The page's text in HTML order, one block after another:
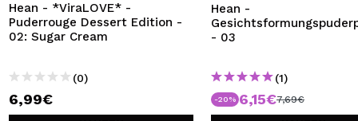
Hean - *ViraLOVE* -
Puderrouge Dessert Edition -
02: Sugar Cream
(0)
6,99€
Hean -
- 03
(1)
-20% 6,15€7,69€